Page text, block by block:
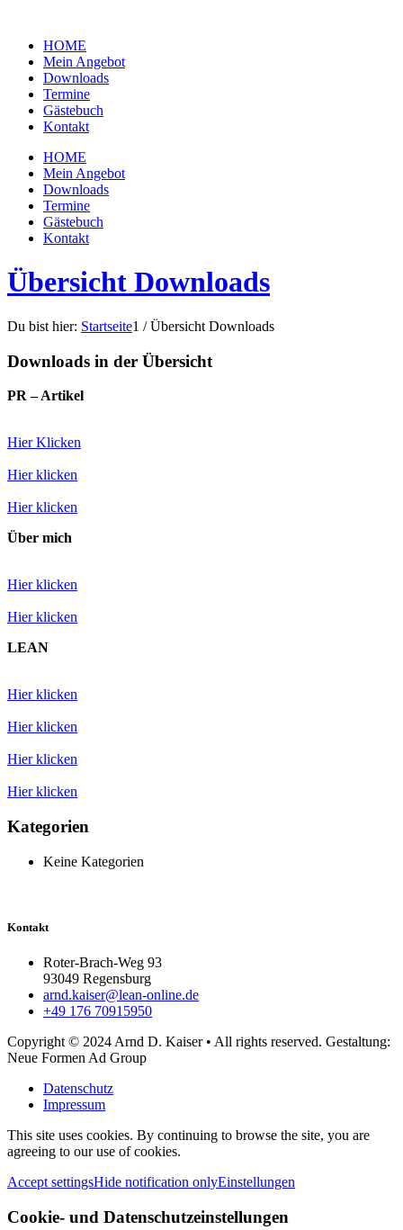
HOME
Mein Angebot
Downloads
Termine
Gästebuch
Kontakt
HOME
Mein Angebot
Downloads
Termine
Gästebuch
Kontakt
Übersicht Downloads
Du bist hier: Startseite1 / Übersicht Downloads
Downloads in der Übersicht
PR – Artikel
Hier Klicken
Hier klicken
Hier klicken
Über mich
Hier klicken
Hier klicken
LEAN
Hier klicken
Hier klicken
Hier klicken
Hier klicken
Kategorien
Keine Kategorien
Kontakt
Roter-Brach-Weg 93
93049 Regensburg
arnd.kaiser@lean-online.de
+49 176 70915950
Copyright © 2024 Arnd D. Kaiser • All rights reserved. Gestaltung:
Neue Formen Ad Group
Datenschutz
Impressum
This site uses cookies. By continuing to browse the site, you are
agreeing to our use of cookies.
Accept settingsHide notification onlyEinstellungen
Cookie- und Datenschutzeinstellungen